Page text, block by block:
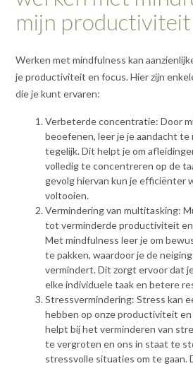
mijn productiviteit
Werken met mindfulness kan
je productiviteit en focus. Hier zijn
die je kunt ervaren:
Verbeterde concentratie: Door
beoefenen, leer je je aandacht
tegelijk. Dit helpt je om
volledig te concentreren op de
gevolg hiervan kun je efficiënter
voltooien.
Vermindering van multitasking:
tot verminderde productiviteit
Met mindfulness leer je om
te pakken, waardoor je de
vermindert. Dit zorgt ervoor dat
elke individuele taak en betere
Stressvermindering: Stress kan
hebben op onze productiviteit
helpt bij het verminderen van
te vergroten en ons in staat te
stressvolle situaties om te gaan.